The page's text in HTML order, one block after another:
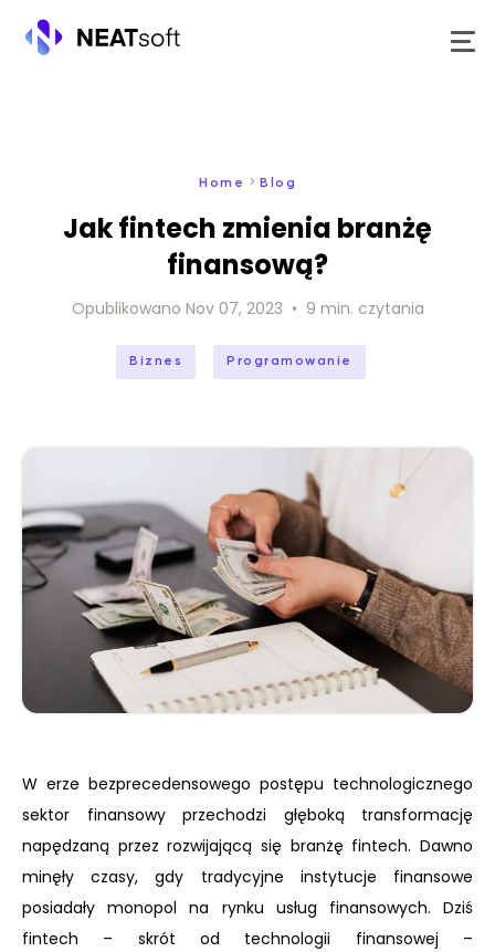
Home > Blog
Jak fintech zmienia branżę
finansową?
Opublikowano Nov 07, 2023 • 9 min. czytania
Biznes Programowanie
W erze bezprecedensowego postępu technologicznego
sektor finansowy przechodzi głęboką transformację
napędzaną przez rozwijającą się branżę fintech. Dawno
minęły czasy, gdy tradycyjne instytucje finansowe
posiadały monopol na rynku usług finansowych. Dziś
fintech – skrót od technologii finansowej –